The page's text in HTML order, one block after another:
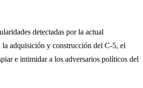
detectadas por la actual
la adquisición y construcción del C-5, el
e intimidar a los adversarios políticos del